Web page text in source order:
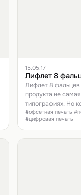
15.05.17
Лифлет 8
Лифлет 8 фальцев
продукта не
типографиях. Но
впечатлить,
в ход идут все
клиенты видели
вниманием мы
#офсетная печать
#цифровая печать